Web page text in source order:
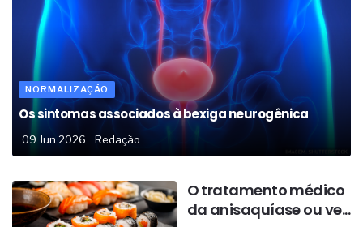
NORMALIZAÇÃO
Os sintomas associados à bexiga neurogênica
09 Jun 2026 Redação
O tratamento médico
da anisaquíase ou ve...